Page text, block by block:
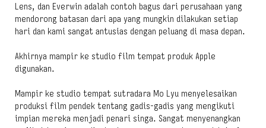
Lens, dan Everwin adalah contoh bagus dari perusahaan yang
mendorong batasan dari apa yang mungkin dilakukan setiap
hari dan kami sangat antusias dengan peluang di masa depan.
Akhirnya mampir ke studio film tempat produk Apple
digunakan.
Mampir ke studio tempat sutradara Mo Lyu menyelesaikan
produksi film pendek tentang gadis-gadis yang mengikuti
impian mereka menjadi penari singa. Sangat menyenangkan